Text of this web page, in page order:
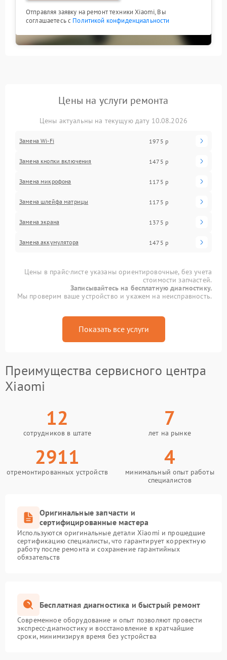
Отправляя заявку на ремонт техники Xiaomi, Вы
соглашаетесь с Политикой конфиденциальности
Цены на услуги ремонта
Цены актуальны на текущую дату 10.08.2026
Замена Wi-Fi 1975 р
Замена кнопки включения 1475 р
Замена микрофона 1175 р
Замена шлейфа матрицы 1175 р
Замена экрана 1375 р
Замена аккумулятора 1475 р
Цены в прайс-листе указаны ориентировочные, без учета
стоимости запчастей.
Записывайтесь на бесплатную диагностику.
Мы проверим ваше устройство и укажем на неисправность.
Показать все услуги
Преимущества сервисного центра
Xiaomi
12
сотрудников в штате
7
лет на рынке
2911
отремонтированных устройств
4
минимальный опыт работы
специалистов
Оригинальные запчасти и
сертифицированные мастера
Используются оригинальные детали Xiaomi и прошедшие
сертификацию специалисты, что гарантирует корректную
работу после ремонта и сохранение гарантийных
обязательств
Бесплатная диагностика и быстрый ремонт
Современное оборудование и опыт позволяют провести
экспресс-диагностику и восстановление в кратчайшие
сроки, минимизируя время без устройства